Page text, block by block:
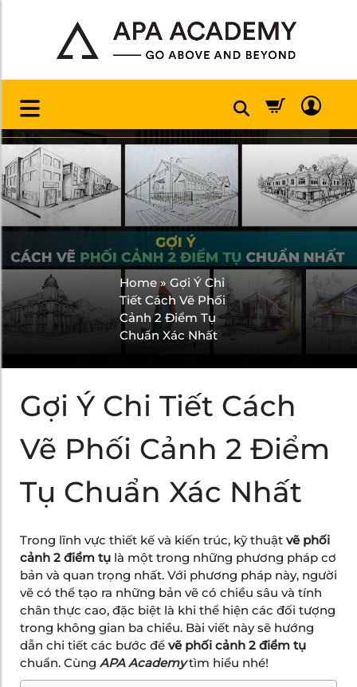
Home» Gợi Ý Chi
Tiết Cách Vẽ Phối
Cảnh 2 Điểm Tụ
Chuẩn Xác Nhất
Gợi Ý Chi Tiết Cách
Vẽ Phối Cảnh 2 Điểm
Tụ Chuẩn Xác Nhất
Trong lĩnh vực thiết kế và kiến trúc, kỹ thuật vẽ phối
cảnh 2 điểm tụ là một trong những phương pháp cơ
bản và quan trọng nhất. Với phương pháp này, người
vẽ có thể tạo ra những bản vẽ có chiều sâu và tính
chân thực cao, đặc biệt là khi thể hiện các đối tượng
trong không gian ba chiều. Bài viết này sẽ hướng
dẫn chi tiết các bước để vẽ phối cảnh 2 điểm tụ
chuẩn. Cùng APA Academytìm hiểu nhé!